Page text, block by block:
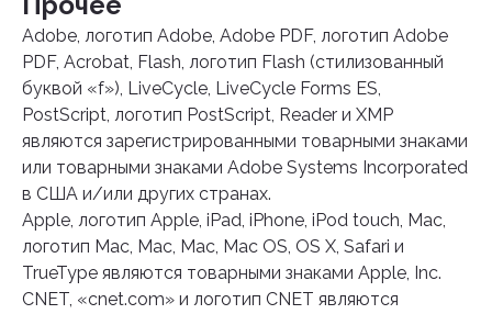
Adobe, логотип Adobe, Adobe PDF, логотип Adobe
PDF, Acrobat, Flash, логотип Flash (стилизованный
буквой «f»), LiveCycle, LiveCycle Forms ES,
PostScript, логотип PostScript, Reader и XMP
являются зарегистрированными товарными знаками
или товарными знаками Adobe Systems Incorporated
в США и/или других странах.
Apple, логотип Apple, iPad, iPhone, iPod touch, Mac,
логотип Mac, Mac, Mac, Mac OS, OS X, Safari и
TrueType являются товарными знаками Apple, Inc.
CNET, «cnet.com» и логотип CNET являются